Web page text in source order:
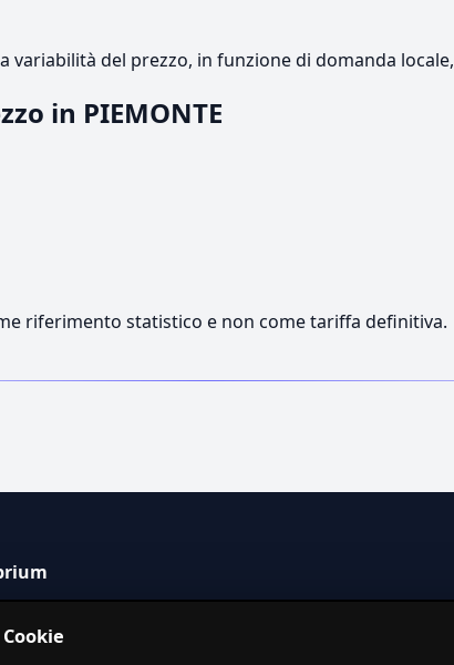
variabilità del prezzo, in funzione di domanda
in PIEMONTE
riferimento statistico e non come tariffa definitiva.